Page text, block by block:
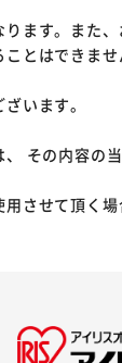
ます。また
とはできませ
います。
その内容
させて頂く